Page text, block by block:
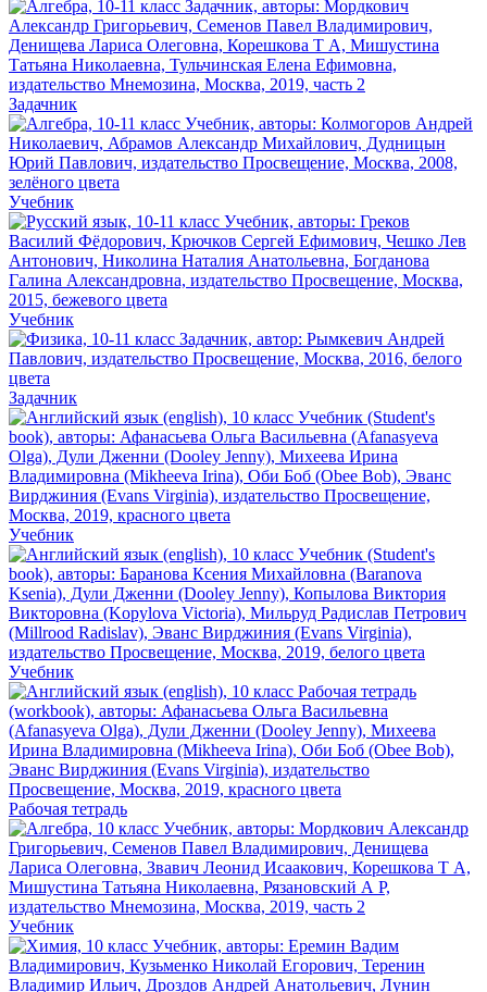
Задачник
Учебник
Учебник
Задачник
Учебник
Учебник
Рабочая тетрадь
Учебник